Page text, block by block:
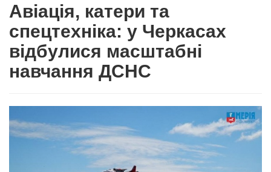
Авіація, катери та
спецтехніка: у Черкасах
відбулися масштабні
навчання ДСНС